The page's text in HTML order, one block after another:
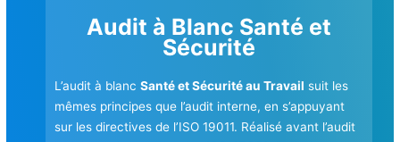
Audit à Blanc Santé et
Sécurité
L’audit à blancSanté et Sécurité au Travail suit les
mêmes principes que l’audit interne, en s’appuyant
sur les directives de l’ISO 19011. Réalisé avant l’audit